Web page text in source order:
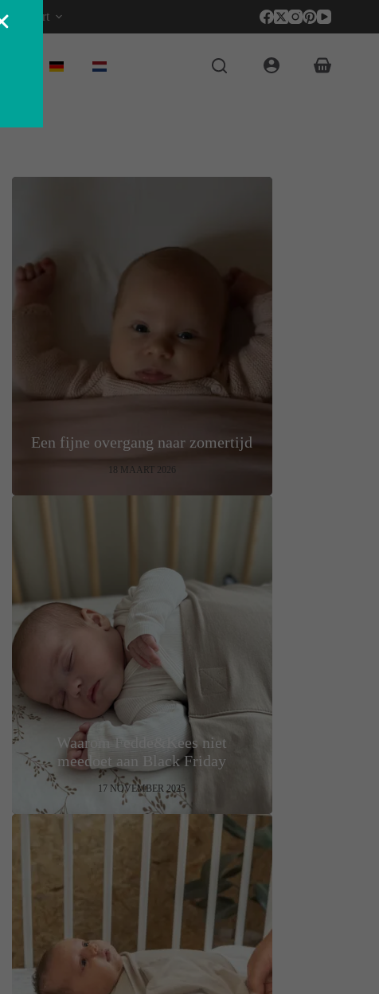
Support
Een fijne overgang naar zomertijd
18 MAART 2026
Waarom Fedde&Kees niet
meedoet aan Black Friday
17 NOVEMBER 2025